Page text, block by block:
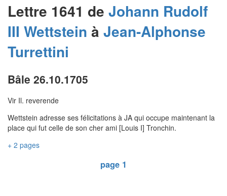
Lettre 1641 de Johann Rudolf
III Wettstein à Jean-Alphonse
Turrettini
Bâle 26.10.1705
Vir Il. reverende
Wettstein adresse ses félicitations à JA qui occupe maintenant la
place qui fut celle de son cher ami [Louis I] Tronchin.
+ 2 pages
page 1